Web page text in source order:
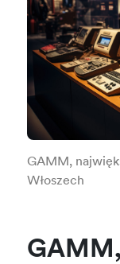
GAMM,
Włoszech